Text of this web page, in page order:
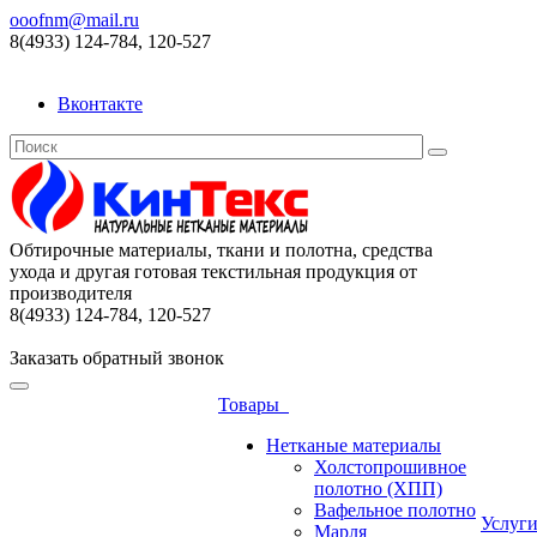
ooofnm@mail.ru
8(4933) 124-784, 120-527
Вконтакте
Обтирочные материалы, ткани и полотна, средства
ухода и другая готовая текстильная продукция от
производителя
8(4933) 124-784, 120-527
Заказать обратный звонок
Товары
Нетканые материалы
Холстопрошивное
полотно (ХПП)
Вафельное полотно
Марля